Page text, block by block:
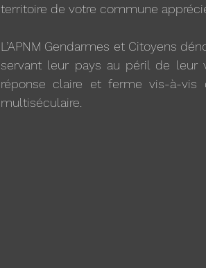
territoire de votre commune
L’APNM Gendarmes et Citoyens
servant leur pays au péril de
réponse claire et ferme vis-à-vis
multiséculaire.